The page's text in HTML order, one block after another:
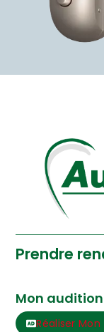
Prendre
Mon audition
Réaliser Mon